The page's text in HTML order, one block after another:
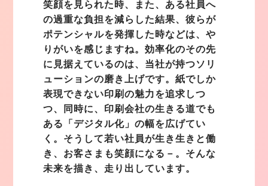
笑顔を見られた時、また、ある社員へ
の過重な負担を減らした結果、彼らが
ポテンシャルを発揮した時などは、や
りがいを感じますね。効率化のその先
に見据えているのは、当社が持つソリ
ューションの磨き上げです。紙でしか
表現できない印刷の魅力を追求しつ
つ、同時に、印刷会社の生きる道でも
ある「デジタル化」の幅を広げてい
く。そうして若い社員が生き生きと働
き、お客さまも笑顔になる－。そんな
未来を描き、走り出しています。